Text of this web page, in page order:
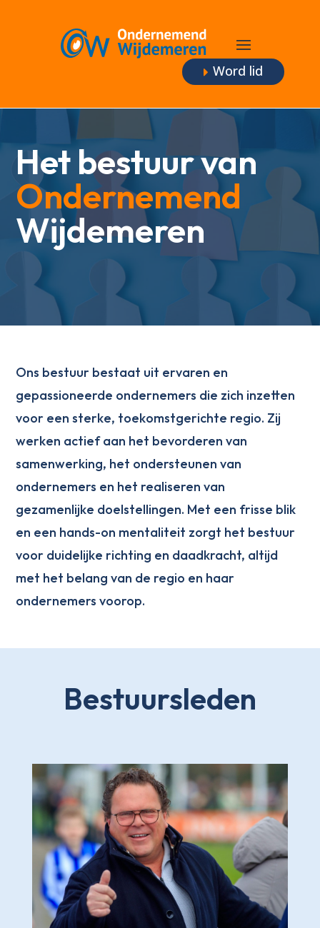
Word lid
Het bestuur van
Ondernemend
Wijdemeren
Ons bestuur bestaat uit ervaren en
gepassioneerde ondernemers die zich inzetten
voor een sterke, toekomstgerichte regio. Zij
werken actief aan het bevorderen van
samenwerking, het ondersteunen van
ondernemers en het realiseren van
gezamenlijke doelstellingen. Met een frisse blik
en een hands-on mentaliteit zorgt het bestuur
voor duidelijke richting en daadkracht, altijd
met het belang van de regio en haar
ondernemers voorop.
Bestuursleden